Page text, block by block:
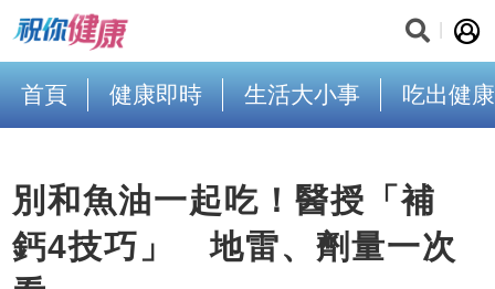
首頁 健康即時 生活大小事 吃出健康
別和魚油一起吃！醫授「補
鈣4技巧」 地雷、劑量一次